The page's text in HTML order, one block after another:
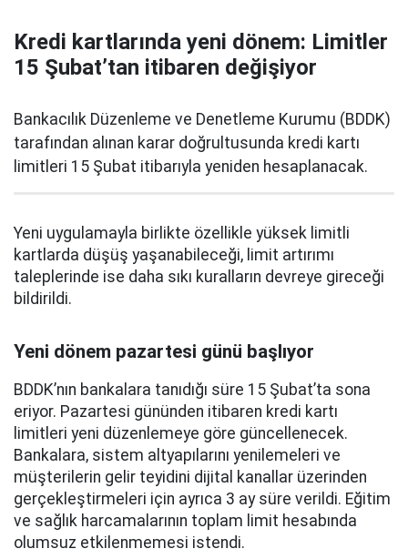
Kredi kartlarında yeni dönem: Limitler
15 Şubat’tan itibaren değişiyor
Bankacılık Düzenleme ve Denetleme Kurumu (BDDK)
tarafından alınan karar doğrultusunda kredi kartı
limitleri 15 Şubat itibarıyla yeniden hesaplanacak.
Yeni uygulamayla birlikte özellikle yüksek limitli
kartlarda düşüş yaşanabileceği, limit artırımı
taleplerinde ise daha sıkı kuralların devreye gireceği
bildirildi.
Yeni dönem pazartesi günü başlıyor
BDDK’nın bankalara tanıdığı süre 15 Şubat’ta sona
eriyor. Pazartesi gününden itibaren kredi kartı
limitleri yeni düzenlemeye göre güncellenecek.
Bankalara, sistem altyapılarını yenilemeleri ve
müşterilerin gelir teyidini dijital kanallar üzerinden
gerçekleştirmeleri için ayrıca 3 ay süre verildi. Eğitim
ve sağlık harcamalarının toplam limit hesabında
olumsuz etkilenmemesi istendi.